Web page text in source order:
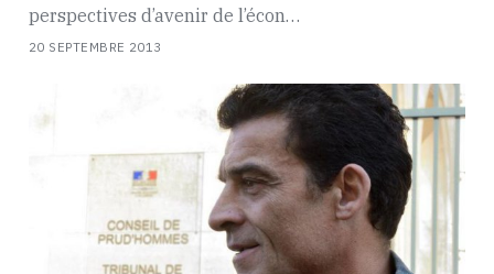
perspectives d’avenir de l’écon…
20 SEPTEMBRE 2013